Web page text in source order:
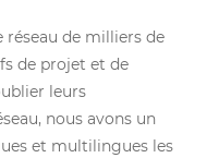
réseau de milliers de
de projet et de
leurs
nous avons un
et multilingues les